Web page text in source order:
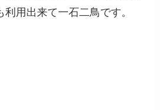
用出来て一石二鳥です。